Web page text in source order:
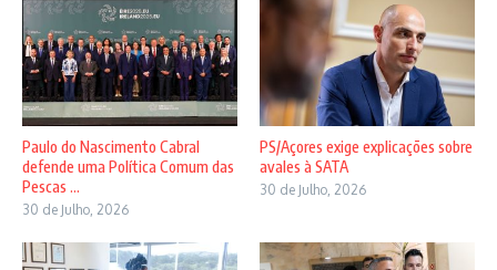
Paulo do Nascimento Cabral
defende uma Política Comum das
Pescas ...
30 de Julho, 2026
PS/Açores exige explicações sobre
avales à SATA
30 de Julho, 2026